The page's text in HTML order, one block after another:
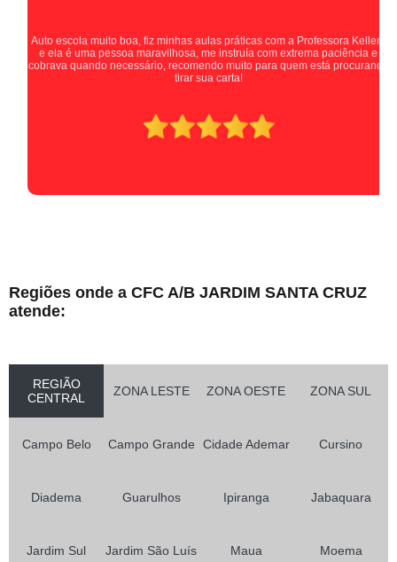
Auto escola muito boa, fiz minhas aulas práticas com a Professora Kellen,
e ela é uma pessoa maravilhosa, me instruía com extrema paciência e
cobrava quando necessário, recomendo muito para quem está procurando
tirar sua carta!
Regiões onde a CFC A/B JARDIM SANTA CRUZ
atende:
REGIÃO
CENTRAL
ZONA LESTE ZONA OESTE ZONA SUL
Campo Belo Campo Grande Cidade Ademar Cursino
Diadema Guarulhos Ipiranga Jabaquara
Jardim Sul Jardim São Luís Maua Moema